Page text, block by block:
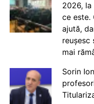
2026, la
ce este.
ajută,
reușesc
mai
Sorin